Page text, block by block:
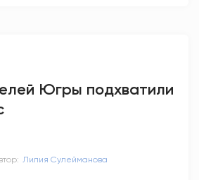
Югры подхватили
Лилия Сулейманова